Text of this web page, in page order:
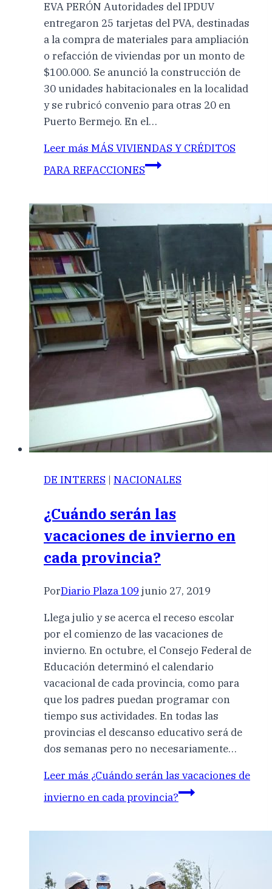
EVA PERÓN Autoridades del IPDUV
entregaron 25 tarjetas del PVA, destinadas
a la compra de materiales para ampliación
o refacción de viviendas por un monto de
$100.000. Se anunció la construcción de
30 unidades habitacionales en la localidad
y se rubricó convenio para otras 20 en
Puerto Bermejo. En el…
Leer más MÁS VIVIENDAS Y CRÉDITOS
PARA REFACCIONES
DE INTERES | NACIONALES
¿Cuándo serán las
vacaciones de invierno en
cada provincia?
PorDiario Plaza 109 junio 27, 2019
Llega julio y se acerca el receso escolar
por el comienzo de las vacaciones de
invierno. En octubre, el Consejo Federal de
Educación determinó el calendario
vacacional de cada provincia, como para
que los padres puedan programar con
tiempo sus actividades. En todas las
provincias el descanso educativo será de
dos semanas pero no necesariamente…
Leer más ¿Cuándo serán las vacaciones de
invierno en cada provincia?